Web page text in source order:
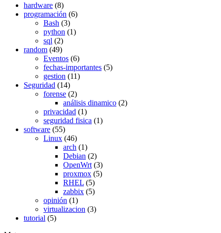
hardware (8)
programación (6)
Bash (3)
python (1)
sql (2)
random (49)
Eventos (6)
fechas-importantes (5)
gestion (11)
Seguridad (14)
forense (2)
análisis dinamico (2)
privacidad (1)
seguridad fisica (1)
software (55)
Linux (46)
arch (1)
Debian (2)
OpenWrt (3)
proxmox (5)
RHEL (5)
zabbix (5)
opinión (1)
virtualizacion (3)
tutorial (5)